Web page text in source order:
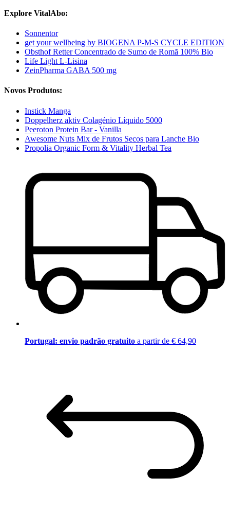
Explore VitalAbo:
Sonnentor
get your wellbeing by BIOGENA P-M-S CYCLE EDITION
Obsthof Retter Concentrado de Sumo de Romã 100% Bio
Life Light L-Lisina
ZeinPharma GABA 500 mg
Novos Produtos:
Instick Manga
Doppelherz aktiv Colagénio Líquido 5000
Peeroton Protein Bar - Vanilla
Awesome Nuts Mix de Frutos Secos para Lanche Bio
Propolia Organic Form & Vitality Herbal Tea
Portugal: envio padrão gratuito a partir de € 64,90